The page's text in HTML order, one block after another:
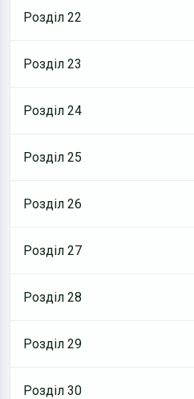
Розділ 22
Розділ 23
Розділ 24
Розділ 25
Розділ 26
Розділ 27
Розділ 28
Розділ 29
Розділ 30